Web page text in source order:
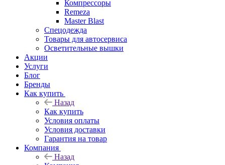
Компрессоры
Remeza
Master Blast
Спецодежда
Товары для автосервиса
Осветительные вышки
Акции
Услуги
Блог
Бренды
Как купить
Назад
Как купить
Условия оплаты
Условия доставки
Гарантия на товар
Компания
Назад